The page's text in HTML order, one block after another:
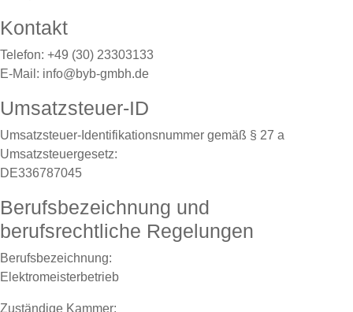
Kontakt
Telefon: +49 (30) 23303133
E-Mail: info@byb-gmbh.de
Umsatzsteuer-ID
Umsatzsteuer-Identifikationsnummer gemäß § 27 a
Umsatzsteuergesetz:
DE336787045
Berufsbezeichnung und
berufsrechtliche Regelungen
Berufsbezeichnung:
Elektromeisterbetrieb
Zuständige Kammer: